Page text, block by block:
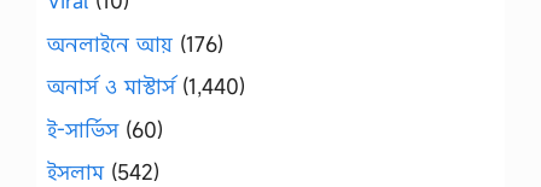
অনলাইনে আয় (176)
অনার্স ও মাস্টার্স(1,440)
ই-সার্ভিস(60)
ইসলাম(542)